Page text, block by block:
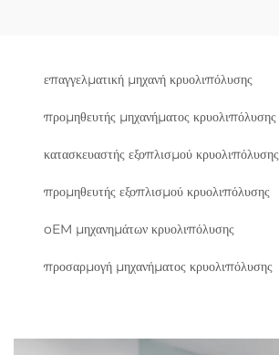
επαγγελματική μηχανή κρυολιπόλυσης
προμηθευτής μηχανήματος κρυολιπόλυσης
κατασκευαστής εξοπλισμού κρυολιπόλυσης
προμηθευτής εξοπλισμού κρυολιπόλυσης
oEM μηχανημάτων κρυολιπόλυσης
προσαρμογή μηχανήματος κρυολιπόλυσης